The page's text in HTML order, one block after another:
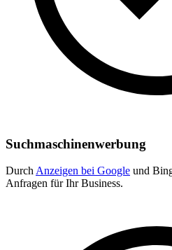
Suchmaschinenwerbung
Durch Anzeigen bei Google und
Anfragen für Ihr Business.